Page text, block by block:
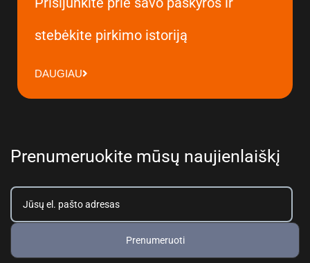
stebėkite pirkimo istoriją
DAUGIAU
Prenumeruokite mūsų naujienlaiškį
Prenumeruoti